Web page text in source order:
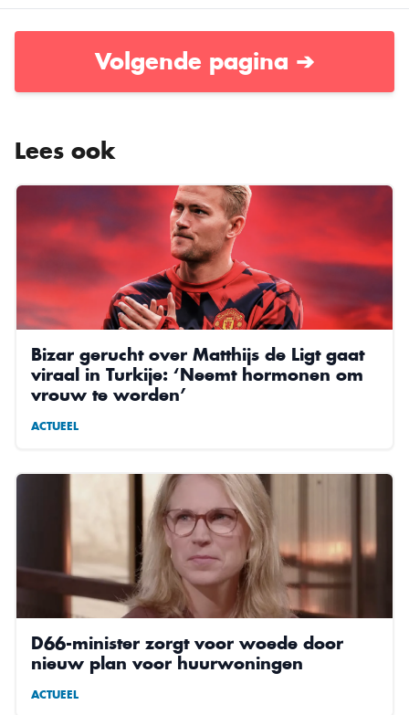
Volgende pagina ➔
Lees ook
Bizar gerucht over Matthijs de Ligt gaat
viraal in Turkije: ‘Neemt hormonen om
vrouw te worden’
ACTUEEL
D66-minister zorgt voor woede door
nieuw plan voor huurwoningen
ACTUEEL